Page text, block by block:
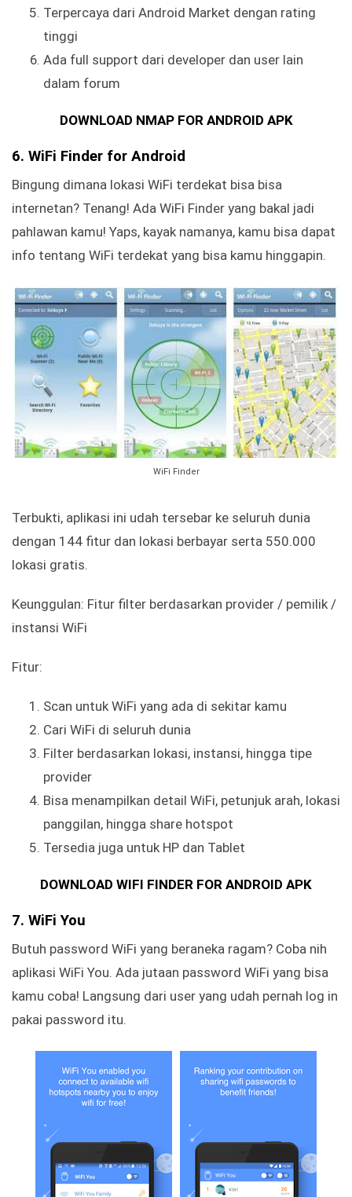
Terpercaya dari Android Market dengan rating
tinggi
Ada full support dari developer dan user lain
dalam forum
DOWNLOAD NMAP FOR ANDROID APK
6. WiFi Finder for Android
Bingung dimana lokasi WiFi terdekat bisa bisa
internetan? Tenang! Ada WiFi Finder yang bakal jadi
pahlawan kamu! Yaps, kayak namanya, kamu bisa dapat
info tentang WiFi terdekat yang bisa kamu hinggapin.
WiFi Finder
Terbukti, aplikasi ini udah tersebar ke seluruh dunia
dengan 144 fitur dan lokasi berbayar serta 550.000
lokasi gratis.
Keunggulan: Fitur filter berdasarkan provider / pemilik /
instansi WiFi
Fitur:
Scan untuk WiFi yang ada di sekitar kamu
Cari WiFi di seluruh dunia
Filter berdasarkan lokasi, instansi, hingga tipe
provider
Bisa menampilkan detail WiFi, petunjuk arah, lokasi
panggilan, hingga share hotspot
Tersedia juga untuk HP dan Tablet
DOWNLOAD WIFI FINDER FOR ANDROID APK
7. WiFi You
Butuh password WiFi yang beraneka ragam? Coba nih
aplikasi WiFi You. Ada jutaan password WiFi yang bisa
kamu coba! Langsung dari user yang udah pernah log in
pakai password itu.